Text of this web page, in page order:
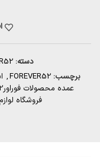
دسته:
برچسب: FOREVER52
,
عمده محصولات فوراور52
فروشگاه